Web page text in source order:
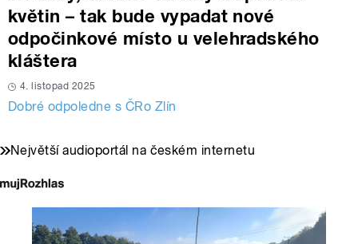
květin – tak bude vypadat nové
odpočinkové místo u velehradského
kláštera
4. listopad 2025
Dobré odpoledne s ČRo Zlín
Největší audioportál na českém internetu